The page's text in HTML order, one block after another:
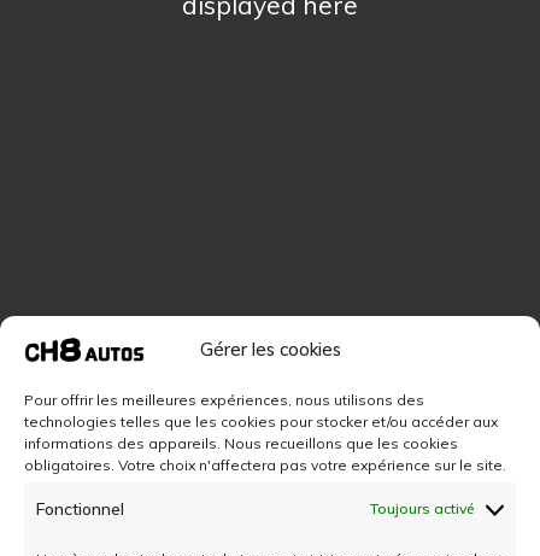
Gérer les cookies
Pour offrir les meilleures expériences, nous utilisons des
technologies telles que les cookies pour stocker et/ou accéder aux
informations des appareils. Nous recueillons que les cookies
obligatoires. Votre choix n'affectera pas votre expérience sur le site.
Fonctionnel Toujours activé